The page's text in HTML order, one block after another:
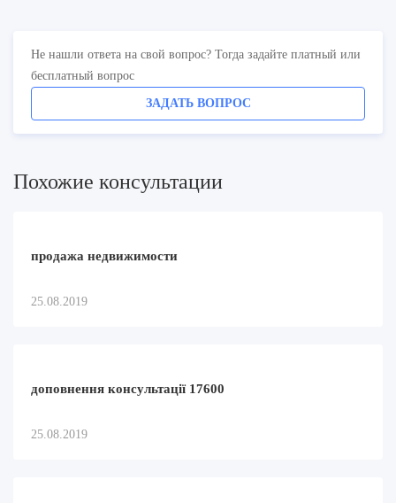
Не нашли ответа на свой вопрос? Тогда задайте платный или
бесплатный вопрос
ЗАДАТЬ ВОПРОС
Похожие консультации
продажа недвижимости
25.08.2019
доповнення консультації 17600
25.08.2019